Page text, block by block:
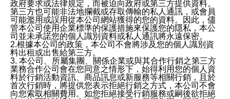
政府要求或法律規定，而被迫向政府或第三方提供資料。
第三方也可能非法地攔截或存取傳輸的私人通訊，或會員
可能濫用或誤用從本公司網站獲得的您的資料。因此，儘
管本公司使用企業標準的保護措施來保護您的隱私，本公
司並未承諾您的個人識別資料或私人通訊將永遠保密。
2.根據本公司的政策，本公司不會將涉及您的個人識別資
料出租或出售給第三方。
3. 本公司、所屬集團、關係企業或與其合作行銷之第三方
業務合作公司會在您同意之情形下，始得利用您的個人資
料於行銷活動資訊、商品訊息或新服務等相關行銷，且於
首次行銷時，將提供您表示拒絕行銷之方式，本公司不會
向您索取相關費用。如您拒絕接受行銷服務或嗣後欲拒絕